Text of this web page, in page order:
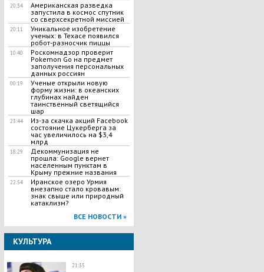
20:34
Американская разведка
запустила в космос спутник
со сверхсекретной миссией
20:11
Уникальное изобретение
ученых: в Техасе появился
робот-разносчик пиццы
10:40
Роскомнадзор проверит
Pokemon Go на предмет
заполучения персональных
данных россиян
00:19
Ученые открыли новую
форму жизни: в океанских
глубинах найден
таинственный светящийся
шар
23:44
Из-за скачка акций Facebook
cостояние Цукерберга за
час увеличилось на $3,4
млрд
18:29
Декоммунизация не
прошла: Google вернет
населенным пунктам в
Крыму прежние названия
22:54
Иранское озеро Урмия
внезапно стало кровавым:
знак свыше или природный
катаклизм?
ВСЕ НОВОСТИ »
КУЛЬТУРА
21:35